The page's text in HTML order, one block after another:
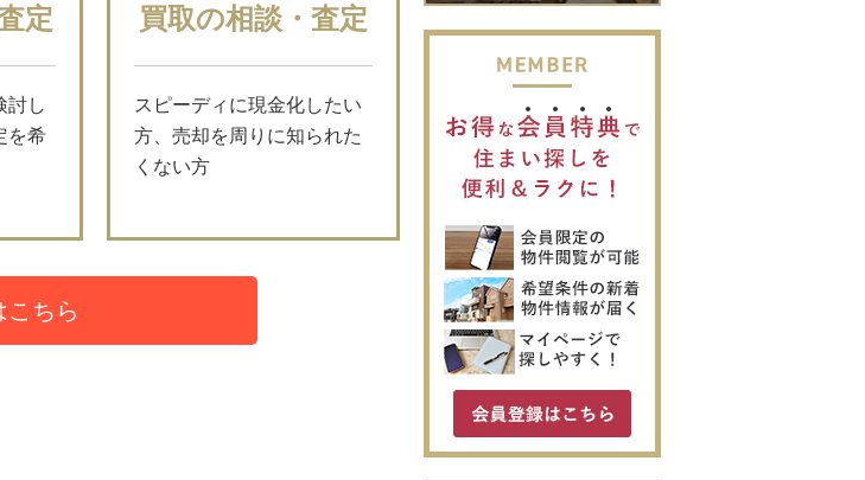
定
討し
を希
買取の相談・査定
スピーディに現金化したい
方、売却を周りに知られた
くない方
ちら